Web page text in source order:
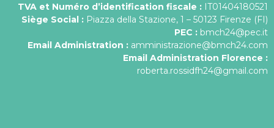
TVA et Numéro d’identification fiscale : IT01404180521
Siège Social : Piazza della Stazione, 1 – 50123 Firenze (FI)
PEC : bmch24@pec.it
Email Administration : amministrazione@bmch24.com
Email Administration Florence :
roberta.rossidfh24@gmail.com